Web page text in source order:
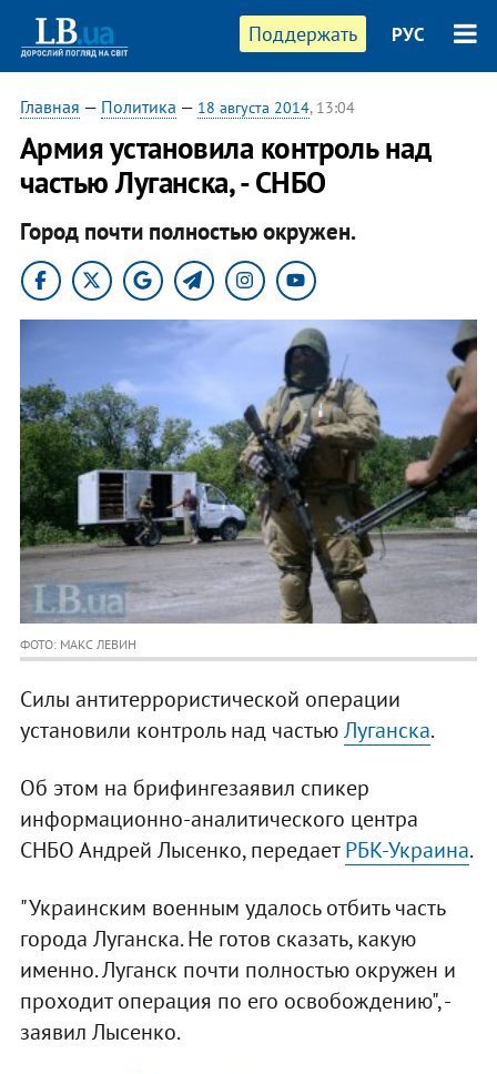
Поддержать РУС
Главная — Политика — 18 августа 2014, 13:04
Армия установила контроль над
частью Луганска, - СНБО
Город почти полностью окружен.
ФОТО: МАКС ЛЕВИН
Силы антитеррористической операции
установили контроль над частьюЛуганска.
Об этом на брифингезаявил спикер
информационно-аналитического центра
СНБО Андрей Лысенко, передаетРБК-Украина.
"Украинским военным удалось отбить часть
города Луганска. Не готов сказать, какую
именно. Луганск почти полностью окружен и
проходит операция по его освобождению", -
заявил Лысенко.